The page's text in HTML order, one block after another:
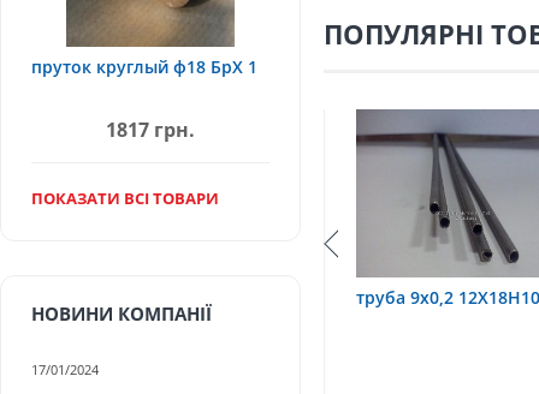
ПОПУЛЯРНІ
труба 9х0,2 12Х18Н10Т труба
пруток круглый ф18 БрХ 1
1817 грн.
ПОКАЗАТИ ВСІ ТОВАРИ
НОВИНИ КОМПАНІЇ
17/01/2024